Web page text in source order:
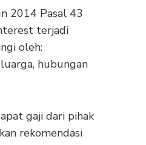
2014 Pasal 43
terjadi
oleh:
hubungan
gaji dari pihak
rekomendasi